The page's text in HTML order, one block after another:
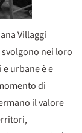
Villaggi
nei loro
urbane è e
di
il valore